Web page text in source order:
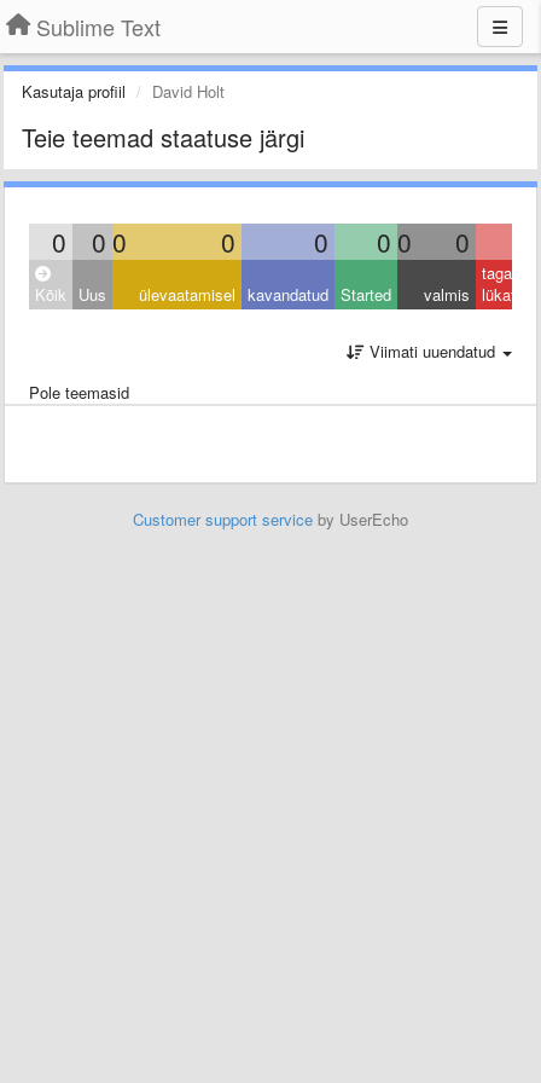
Sublime Text
Kasutaja profiil David Holt
Teie teemad staatuse järgi
0 0 0 0 0 0 0 0
Kõik Uus ülevaatamisel kavandatud Started valmis
tagasi
lükatud
Viimati uuendatud
Pole teemasid
Customer support service by UserEcho